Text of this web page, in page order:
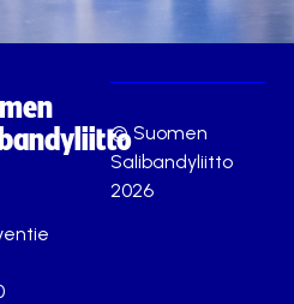
© Suomen
Salibandyliitto
2026